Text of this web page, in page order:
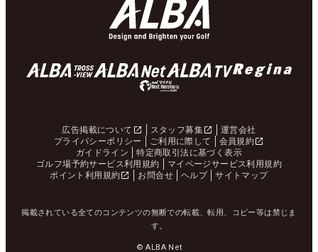
広告掲載について スタッフ募集
運営会社
プライバシーポリシー
ご利用に際して
会員規約
ガイドライン
特定商取引法に基づく表示
ゴルフ場予約サービス利用規約
マイページサービス利用規約
ポイント利用規約
お問合せ ヘルプ サイトマップ
掲載されている全てのコンテンツの無断での転載、転用、コピー等は禁じま
す。
© ALBA Net